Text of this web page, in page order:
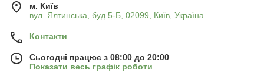
м. Київ
вул. Ялтинська, буд.5-Б, 02099, Київ, Україна
Контакти
Сьогодні працює з 08:00 до 20:00
Показати весь графік роботи